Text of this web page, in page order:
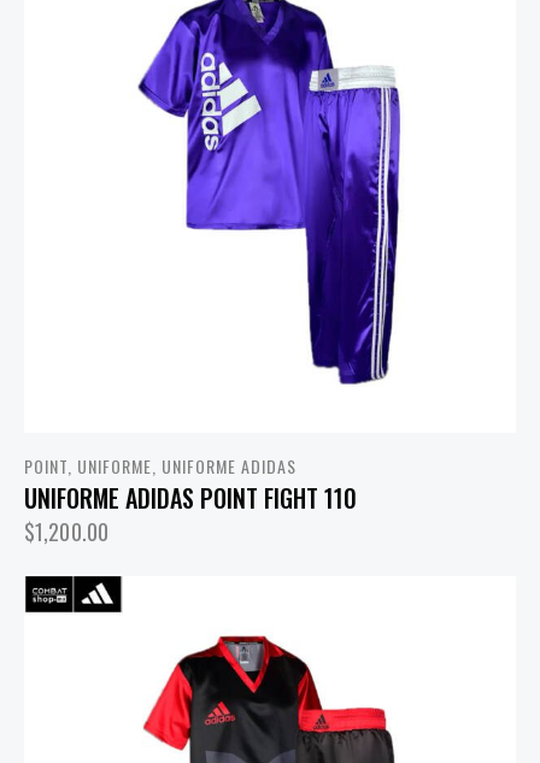
POINT UNIFORME UNIFORME ADIDAS
UNIFORME ADIDAS POINT FIGHT 110
$1,200.00